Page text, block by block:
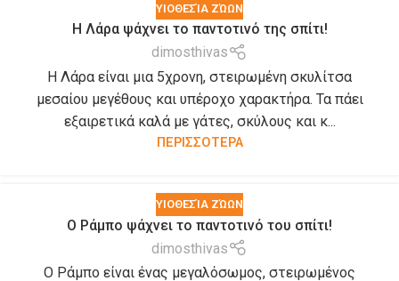
ΥΙΟΘΕΣΊΑ ΖΏΩΝ
Η Λάρα ψάχνει το παντοτινό της σπίτι!
dimosthivas
Η Λάρα είναι μια 5χρονη, στειρωμένη σκυλίτσα
μεσαίου μεγέθους και υπέροχο χαρακτήρα. Τα πάει
εξαιρετικά καλά με γάτες, σκύλους και κ...
ΠΕΡΙΣΣΟΤΕΡΑ
ΥΙΟΘΕΣΊΑ ΖΏΩΝ
Ο Ράμπο ψάχνει το παντοτινό του σπίτι!
dimosthivas
Ο Ράμπο είναι ένας μεγαλόσωμος, στειρωμένος